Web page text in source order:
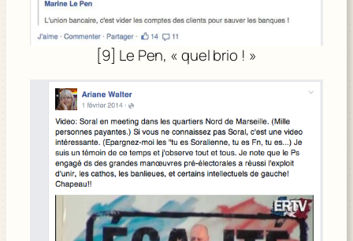
[9] Le Pen, « quel brio ! »